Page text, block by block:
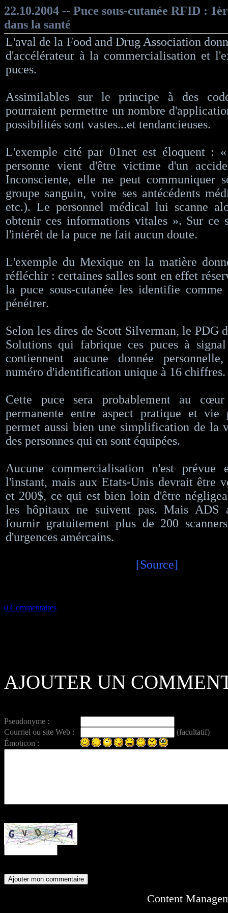
22.10.2004 -- Puce sous-cutanée RFID :
dans la santé
L'aval de la Food and Drug Association
d'accélérateur à la commercialisation et
puces.
Assimilables sur le principe à des
pourraient permettre un nombre
possibilités sont vastes...et tendancieuses.
L'exemple cité par 01net est éloquent :
personne vient d'être victime d'un
Inconsciente, elle ne peut communiquer
groupe sanguin, voire ses antécédents
etc.). Le personnel médical lui scanne
obtenir ces informations vitales ». Sur ce
l'intérêt de la puce ne fait aucun doute.
L'exemple du Mexique en la matière
réfléchir : certaines salles sont en effet
la puce sous-cutanée les identifie comme
pénétrer.
Selon les dires de Scott Silverman, le PDG
Solutions qui fabrique ces puces à
contiennent aucune donnée
numéro d'identification unique à 16 chiffres.
Cette puce sera probablement au
permanente entre aspect pratique et
permet aussi bien une simplification de la
des personnes qui en sont équipées.
Aucune commercialisation n'est prévue
l'instant, mais aux Etats-Unis devrait être
et 200$, ce qui est bien loin d'être
les hôpitaux ne suivent pas. Mais ADS
fournir gratuitement plus de 200
d'urgences amércains.
[Source]
0 Commentaires
AJOUTER UN
Pseudonyme :
Courriel ou site Web :
(facultatif)
Émoticon :
Content